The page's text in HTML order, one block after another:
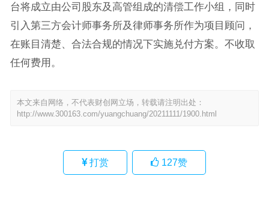
台将成立由公司股东及高管组成的清偿工作小组，同时
引入第三方会计师事务所及律师事务所作为项目顾问，
在账目清楚、合法合规的情况下实施兑付方案。不收取
任何费用。
本文来自网络，不代表财创网立场，转载请注明出处：
http://www.300163.com/yuangchuang/20211111/1900.html
打赏 127赞